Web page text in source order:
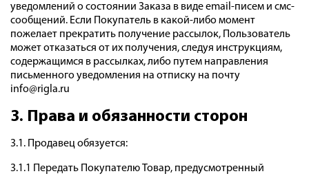
уведомлений о состоянии Заказа в виде email-писем и смс-
сообщений. Если Покупатель в какой-либо момент
пожелает прекратить получение рассылок, Пользователь
может отказаться от их получения, следуя инструкциям,
содержащимся в рассылках, либо путем направления
письменного уведомления на отписку на почту
info@rigla.ru
3. Права и обязанности сторон
3.1. Продавец обязуется:
3.1.1 Передать Покупателю Товар, предусмотренный